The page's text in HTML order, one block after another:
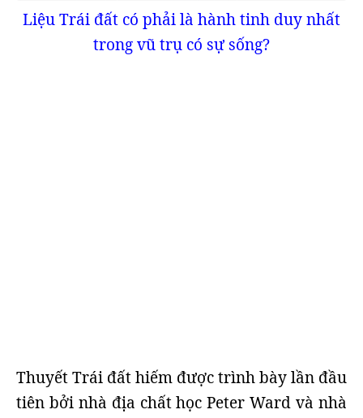
Liệu Trái đất có phải là hành tinh duy nhất
trong vũ trụ có sự sống?
Thuyết Trái đất hiếm được trình bày lần đầu
tiên bởi nhà địa chất học Peter Ward và nhà